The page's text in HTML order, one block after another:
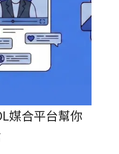
媒合平台幫你